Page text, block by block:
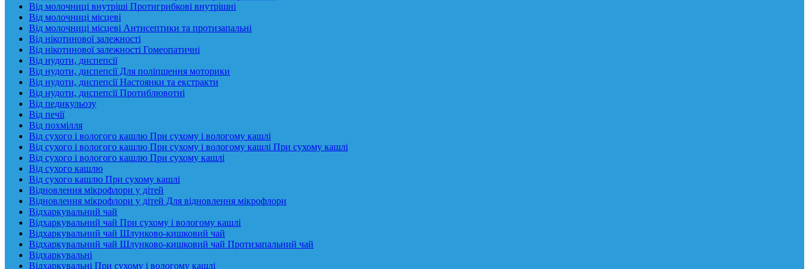
Від молочниці внутріші Протигрибкові внутрішні
Від молочниці місцеві
Від молочниці місцеві Антисептики та протизапальні
Від нікотинової залежності
Від нікотинової залежності Гомеопатичні
Від нудоти, диспепсії
Від нудоти, диспепсії Для поліпшення моторики
Від нудоти, диспепсії Настоянки та екстракти
Від нудоти, диспепсії Протиблювотні
Від педикульозу
Від печії
Від похмілля
Від сухого і вологого кашлю При сухому і вологому кашлі
Від сухого і вологого кашлю При сухому і вологому кашлі При сухому кашлі
Від сухого і вологого кашлю При сухому кашлі
Від сухого кашлю
Від сухого кашлю При сухому кашлі
Відновлення мікрофлори у дітей
Відновлення мікрофлори у дітей Для відновлення мікрофлори
Відхаркувальний чай
Відхаркувальний чай При сухому і вологому кашлі
Відхаркувальний чай Шлунково-кишковий чай
Відхаркувальний чай Шлунково-кишковий чай Протизапальний чай
Відхаркувальні
Відхаркувальні При сухому і вологому кашлі